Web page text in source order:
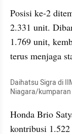
Posisi ke-2
2.331 unit.
1.769 unit,
terus menjaga
Daihatsu Sigra di
Niagara/kumparan
Honda Brio
kontribusi